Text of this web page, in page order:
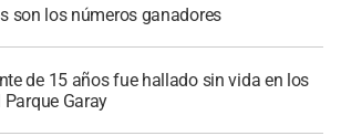
son los números ganadores
de 15 años fue hallado sin vida en los
Garay